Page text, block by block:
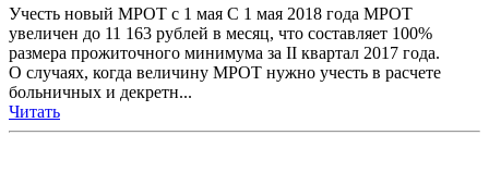
Учесть новый МРОТ с 1 мая С 1 мая 2018 года МРОТ
увеличен до 11 163 рублей в месяц, что составляет 100%
размера прожиточного минимума за II квартал 2017 года.
О случаях, когда величину МРОТ нужно учесть в расчете
больничных и декретн...
Читать